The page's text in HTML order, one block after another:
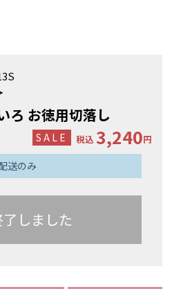
ろ お徳用切落し
税込 3,240円
送のみ
しました